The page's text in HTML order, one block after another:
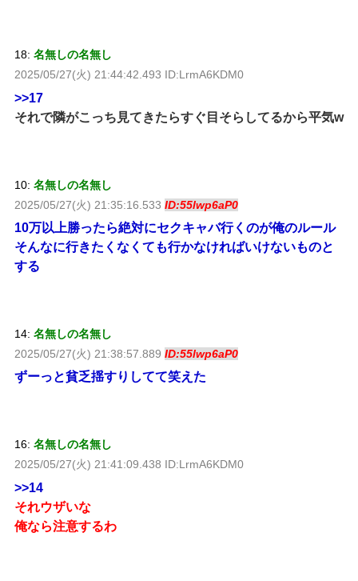
18: 名無しの名無し
2025/05/27(火) 21:44:42.493 ID:LrmA6KDM0
>>17
それで隣がこっち見てきたらすぐ目そらしてるから平気w
10: 名無しの名無し
2025/05/27(火) 21:35:16.533 ID:55lwp6aP0
10万以上勝ったら絶対にセクキャバ行くのが俺のルール
そんなに行きたくなくても行かなければいけないものと
する
14: 名無しの名無し
2025/05/27(火) 21:38:57.889 ID:55lwp6aP0
ずーっと貧乏揺すりしてて笑えた
16: 名無しの名無し
2025/05/27(火) 21:41:09.438 ID:LrmA6KDM0
>>14
それウザいな
俺なら注意するわ